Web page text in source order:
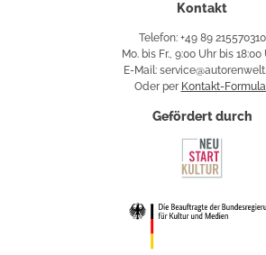
Kontakt
Telefon: +49 89 215570310
Mo. bis Fr., 9:00 Uhr bis 18:00
E-Mail:
Oder per Kontakt-
Gefördert durch